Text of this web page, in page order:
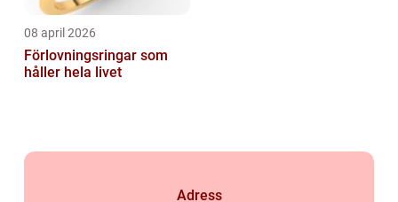
08 april 2026
Förlovningsringar som
håller hela livet
Adress